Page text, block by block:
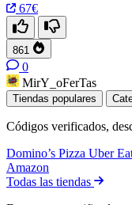
67€
861
0
MirY_oFerTas
Tiendas populares
Códigos verificados,
Domino’s Pizza Uber
Amazon
Todas las tiendas